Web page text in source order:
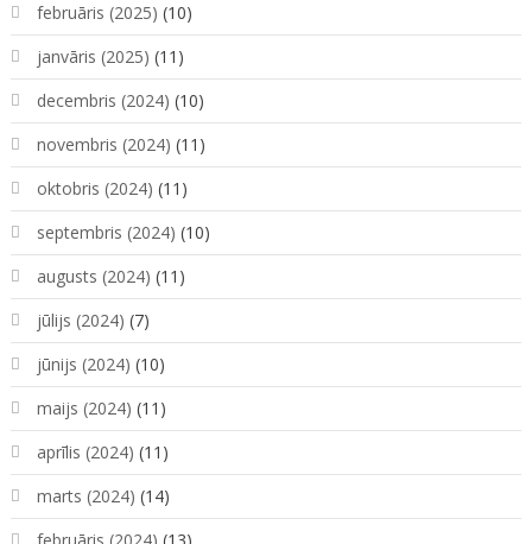
februāris (2025) (10)
janvāris (2025) (11)
decembris (2024) (10)
novembris (2024) (11)
oktobris (2024) (11)
septembris (2024) (10)
augusts (2024) (11)
jūlijs (2024) (7)
jūnijs (2024) (10)
maijs (2024) (11)
aprīlis (2024) (11)
marts (2024) (14)